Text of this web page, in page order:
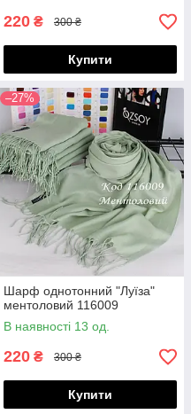
220 ₴ 300 ₴
Купити
–27%
Шарф однотонний "Луїза"
ментоловий 116009
В наявності 13 од.
220 ₴ 300 ₴
Купити